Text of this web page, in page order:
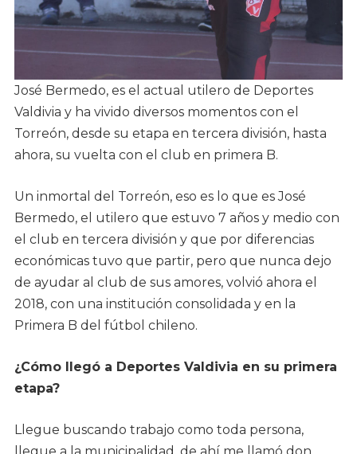
José Bermedo, es el actual utilero de Deportes
Valdivia y ha vivido diversos momentos con el
Torreón, desde su etapa en tercera división, hasta
ahora, su vuelta con el club en primera B.
Un inmortal del Torreón, eso es lo que es José
Bermedo, el utilero que estuvo 7 años y medio con
el club en tercera división y que por diferencias
económicas tuvo que partir, pero que nunca dejo
de ayudar al club de sus amores, volvió ahora el
2018, con una institución consolidada y en la
Primera B del fútbol chileno.
¿Cómo llegó a Deportes Valdivia en su primera
etapa?
Llegue buscando trabajo como toda persona,